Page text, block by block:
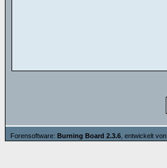
Forensoftware: Burning Board 2.3.6 , entwickelt von